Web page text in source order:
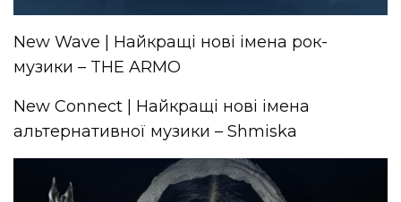
New Wave | Найкращі нові імена рок-
музики – THE ARMO
New Connect | Найкращі нові імена
альтернативної музики – Shmiska